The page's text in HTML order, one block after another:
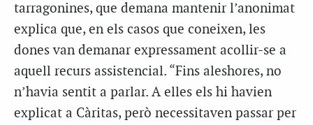
tarragonines, que demana mantenir l’anonimat
explica que, en els casos que coneixen, les
dones van demanar expressament acollir-se a
aquell recurs assistencial. “Fins aleshores, no
n’havia sentit a parlar. A elles els hi havien
explicat a Càritas, però necessitaven passar per